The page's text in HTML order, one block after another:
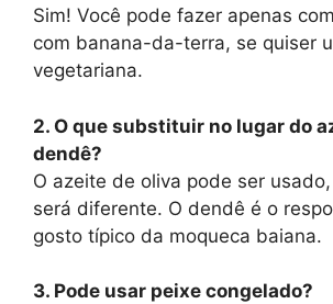
Sim! Você pode fazer apenas
com banana-da-terra, se quiser
vegetariana.
2. O que substituir no lugar do
dendê?
O azeite de oliva pode ser
será diferente. O dendê é o
gosto típico da moqueca baiana.
3. Pode usar peixe congelado?